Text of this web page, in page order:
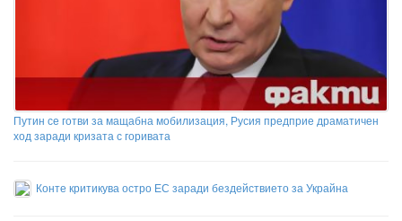
Путин се готви за мащабна мобилизация, Русия предприе драматичен
ход заради кризата с горивата
Конте критикува остро ЕС заради бездействието за Украйна